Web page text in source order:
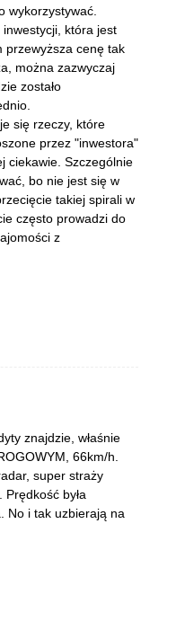
wykorzystywać.
która jest
przewyższa cenę tak
można zazwyczaj
zostało
się rzeczy, które
przez "inwestora"
ciekawie. Szczególnie
bo nie jest się w
takiej spirali w
często prowadzi do
z
znajdzie, właśnie
66km/h.
super straży
Prędkość była
No i tak uzbierają na